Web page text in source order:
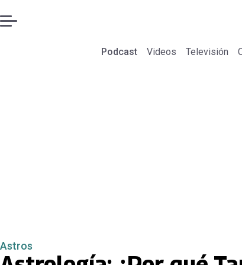
Podcast Videos Televisión
Astros